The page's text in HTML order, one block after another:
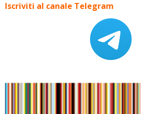
Iscriviti al canale Telegram